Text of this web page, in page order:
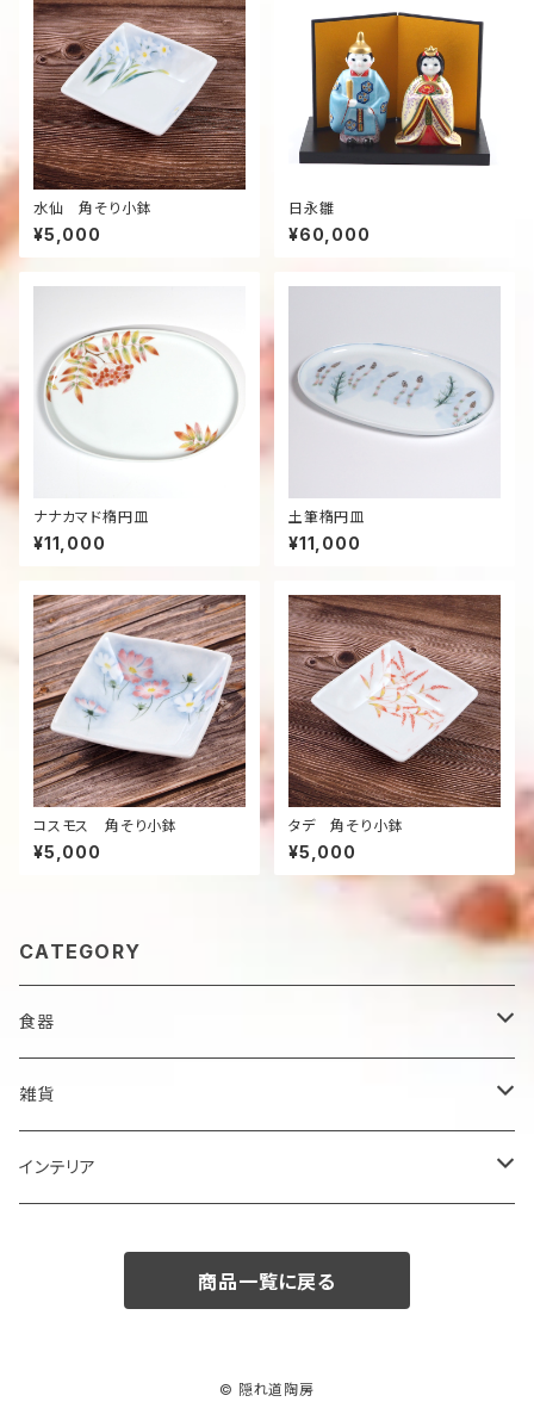
水仙 角そり小鉢
¥5,000
日永雛
¥60,000
ナナカマド楕円皿
¥11,000
土筆楕円皿
¥11,000
コスモス 角そり小鉢
¥5,000
タデ 角そり小鉢
¥5,000
CATEGORY
食器
鉢
楕円大鉢
皿
雑貨
箸置き
インテリア
商品一覧に戻る
© 隠れ道陶房